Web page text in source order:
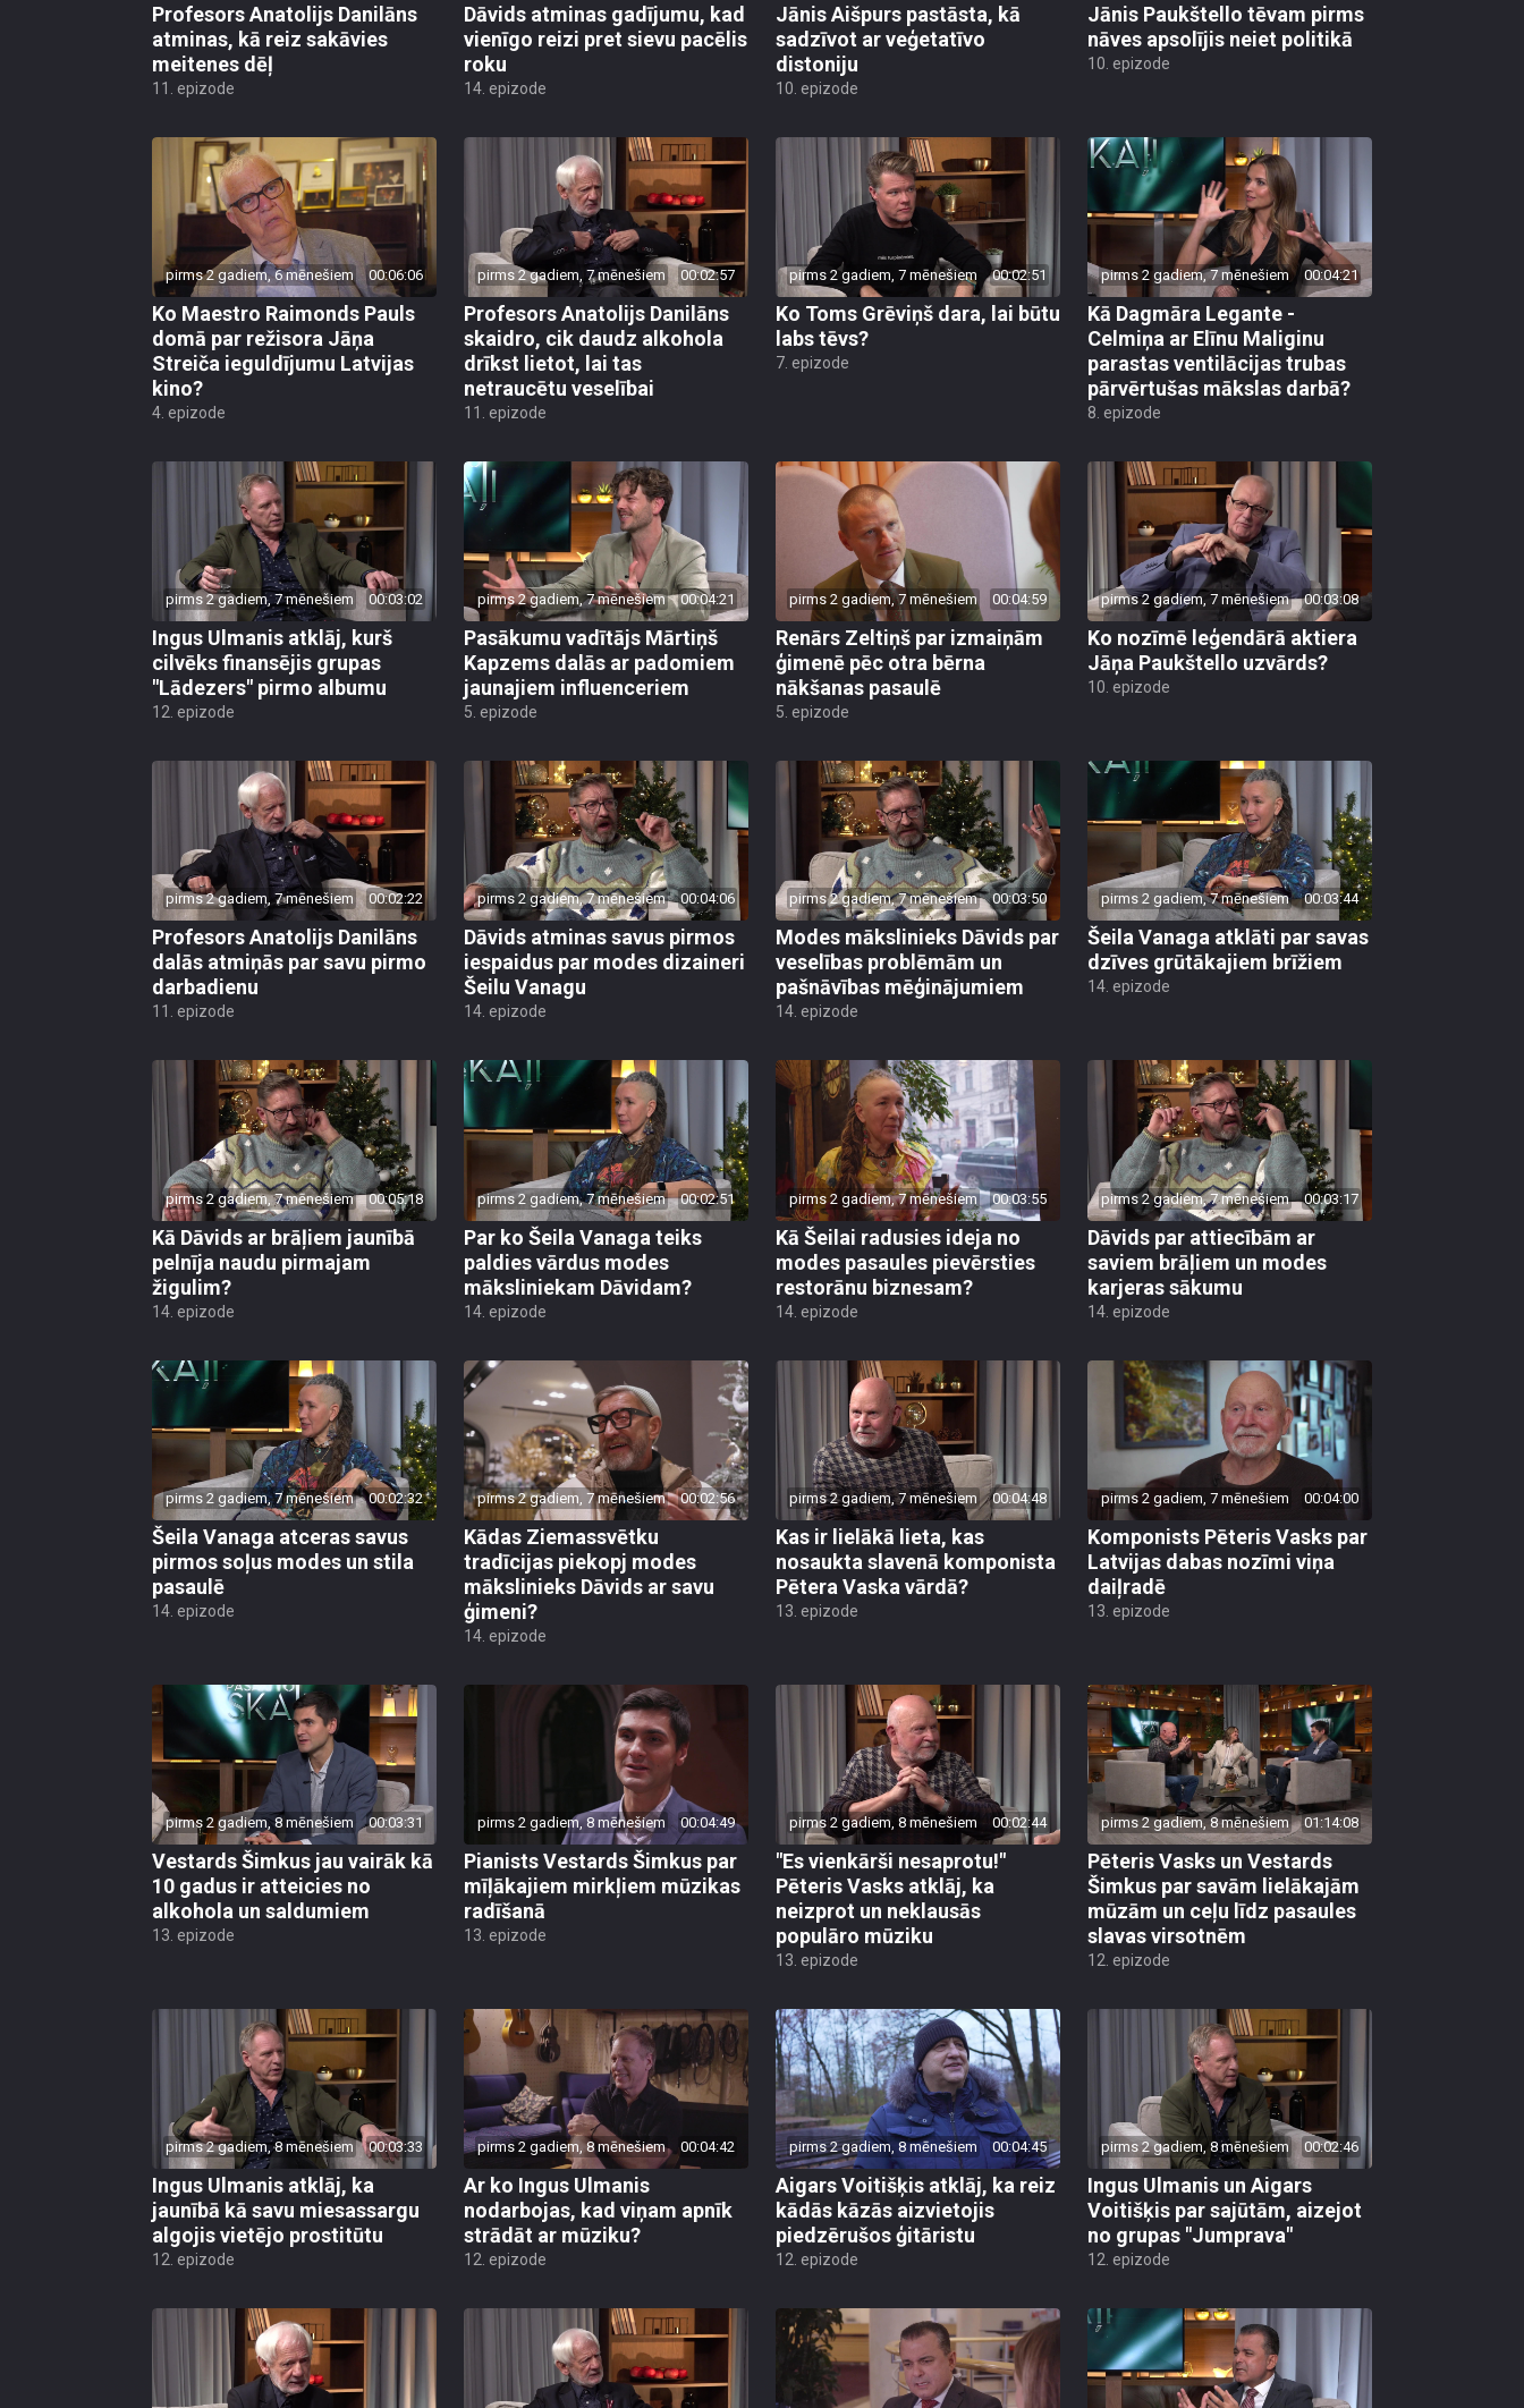
Profesors Anatolijs Danilāns
atminas, kā reiz sakāvies
meitenes dēļ
11. epizode
Dāvids atminas gadījumu, kad
vienīgo reizi pret sievu pacēlis
roku
14. epizode
Jānis Aišpurs pastāsta, kā
sadzīvot ar veģetatīvo
distoniju
10. epizode
Jānis Paukštello tēvam pirms
nāves apsolījis neiet politikā
10. epizode
pirms 2 gadiem, 6 mēnešiem 00:06:06
Ko Maestro Raimonds Pauls
domā par režisora Jāņa
Streiča ieguldījumu Latvijas
kino?
4. epizode
pirms 2 gadiem, 7 mēnešiem 00:02:57
Profesors Anatolijs Danilāns
skaidro, cik daudz alkohola
drīkst lietot, lai tas
netraucētu veselībai
11. epizode
pirms 2 gadiem, 7 mēnešiem 00:02:51
Ko Toms Grēviņš dara, lai būtu
labs tēvs?
7. epizode
pirms 2 gadiem, 7 mēnešiem 00:04:21
Kā Dagmāra Legante -
Celmiņa ar Elīnu Maliginu
parastas ventilācijas trubas
pārvērtušas mākslas darbā?
8. epizode
pirms 2 gadiem, 7 mēnešiem 00:03:02
Ingus Ulmanis atklāj, kurš
cilvēks finansējis grupas
"Lādezers" pirmo albumu
12. epizode
pirms 2 gadiem, 7 mēnešiem 00:04:21
Pasākumu vadītājs Mārtiņš
Kapzems dalās ar padomiem
jaunajiem influenceriem
5. epizode
pirms 2 gadiem, 7 mēnešiem 00:04:59
Renārs Zeltiņš par izmaiņām
ģimenē pēc otra bērna
nākšanas pasaulē
5. epizode
pirms 2 gadiem, 7 mēnešiem 00:03:08
Ko nozīmē leģendārā aktiera
Jāņa Paukštello uzvārds?
10. epizode
pirms 2 gadiem, 7 mēnešiem 00:02:22
Profesors Anatolijs Danilāns
dalās atmiņās par savu pirmo
darbadienu
11. epizode
pirms 2 gadiem, 7 mēnešiem 00:04:06
Dāvids atminas savus pirmos
iespaidus par modes dizaineri
Šeilu Vanagu
14. epizode
pirms 2 gadiem, 7 mēnešiem 00:03:50
Modes mākslinieks Dāvids par
veselības problēmām un
pašnāvības mēģinājumiem
14. epizode
pirms 2 gadiem, 7 mēnešiem 00:03:44
Šeila Vanaga atklāti par savas
dzīves grūtākajiem brīžiem
14. epizode
pirms 2 gadiem, 7 mēnešiem 00:05:18
Kā Dāvids ar brāļiem jaunībā
pelnīja naudu pirmajam
žigulim?
14. epizode
pirms 2 gadiem, 7 mēnešiem 00:02:51
Par ko Šeila Vanaga teiks
paldies vārdus modes
māksliniekam Dāvidam?
14. epizode
pirms 2 gadiem, 7 mēnešiem 00:03:55
Kā Šeilai radusies ideja no
modes pasaules pievērsties
restorānu biznesam?
14. epizode
pirms 2 gadiem, 7 mēnešiem 00:03:17
Dāvids par attiecībām ar
saviem brāļiem un modes
karjeras sākumu
14. epizode
pirms 2 gadiem, 7 mēnešiem 00:02:32
Šeila Vanaga atceras savus
pirmos soļus modes un stila
pasaulē
14. epizode
pirms 2 gadiem, 7 mēnešiem 00:02:56
Kādas Ziemassvētku
tradīcijas piekopj modes
mākslinieks Dāvids ar savu
ģimeni?
14. epizode
pirms 2 gadiem, 7 mēnešiem 00:04:48
Kas ir lielākā lieta, kas
nosaukta slavenā komponista
Pētera Vaska vārdā?
13. epizode
pirms 2 gadiem, 7 mēnešiem 00:04:00
Komponists Pēteris Vasks par
Latvijas dabas nozīmi viņa
daiļradē
13. epizode
pirms 2 gadiem, 8 mēnešiem 00:03:31
Vestards Šimkus jau vairāk kā
10 gadus ir atteicies no
alkohola un saldumiem
13. epizode
pirms 2 gadiem, 8 mēnešiem 00:04:49
Pianists Vestards Šimkus par
mīļākajiem mirkļiem mūzikas
radīšanā
13. epizode
pirms 2 gadiem, 8 mēnešiem 00:02:44
"Es vienkārši nesaprotu!"
Pēteris Vasks atklāj, ka
neizprot un neklausās
populāro mūziku
13. epizode
pirms 2 gadiem, 8 mēnešiem 01:14:08
Pēteris Vasks un Vestards
Šimkus par savām lielākajām
mūzām un ceļu līdz pasaules
slavas virsotnēm
12. epizode
pirms 2 gadiem, 8 mēnešiem 00:03:33
Ingus Ulmanis atklāj, ka
jaunībā kā savu miesassargu
algojis vietējo prostitūtu
12. epizode
pirms 2 gadiem, 8 mēnešiem 00:04:42
Ar ko Ingus Ulmanis
nodarbojas, kad viņam apnīk
strādāt ar mūziku?
12. epizode
pirms 2 gadiem, 8 mēnešiem 00:04:45
Aigars Voitišķis atklāj, ka reiz
kādās kāzās aizvietojis
piedzērušos ģitāristu
12. epizode
pirms 2 gadiem, 8 mēnešiem 00:02:46
Ingus Ulmanis un Aigars
Voitišķis par sajūtām, aizejot
no grupas "Jumprava"
12. epizode